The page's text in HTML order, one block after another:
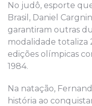
No judô, esporte
Brasil, Daniel
garantiram outras
modalidade totaliza
edições olímpicas
1984.
Na natação,
história ao